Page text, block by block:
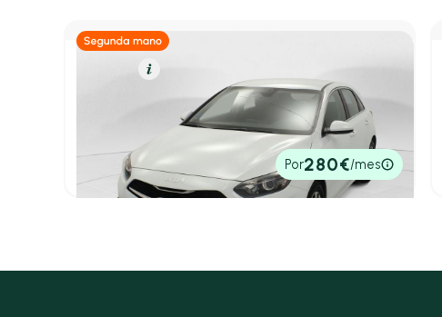
Berlina 1.0 MHEV 74KW DRIVE DCT 100 5P
Automático
19.771€
P.V.P. contado
Por280€/mes